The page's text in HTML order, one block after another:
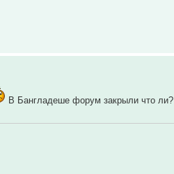
В Бангладеше форум закрыли что ли?